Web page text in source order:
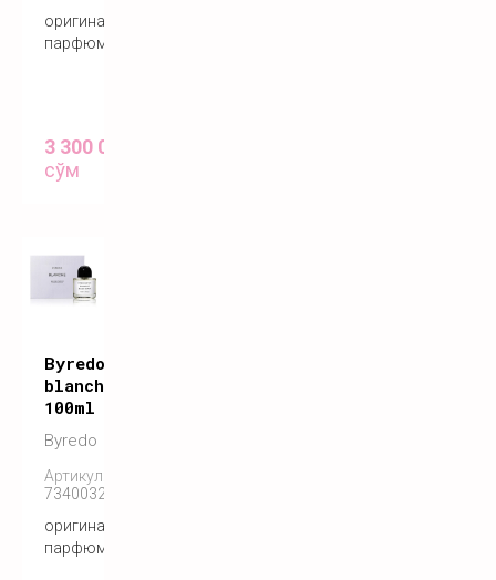
оригинальный
парфюм
3 300 000
сўм
Byredo
blanche
100ml
Byredo
Артикул:
7340032860351
оригинальный
парфюм